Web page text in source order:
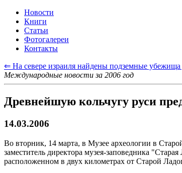
Новости
Книги
Статьи
Фотогалереи
Контакты
⇐ На севере израиля найдены подземные убежища
Международные новости за 2006 год
Древнейшую кольчугу руси
14.03.2006
Во вторник, 14 марта, в Музее археологии в
заместитель директора музея-заповедника
расположенном в двух километрах от Старой